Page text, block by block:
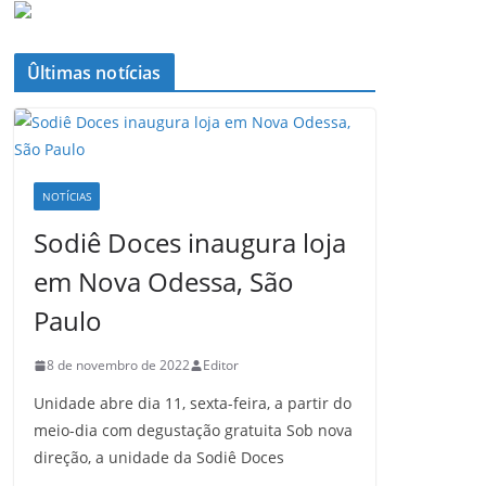
Ûltimas notícias
NOTÍCIAS
Sodiê Doces inaugura loja
em Nova Odessa, São
Paulo
8 de novembro de 2022 Editor
Unidade abre dia 11, sexta-feira, a partir do
meio-dia com degustação gratuita Sob nova
direção, a unidade da Sodiê Doces